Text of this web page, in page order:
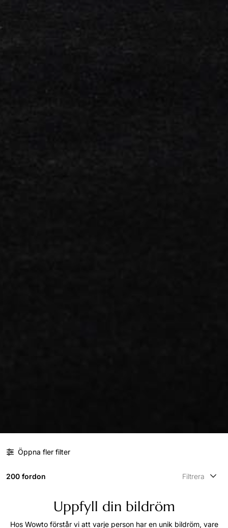
Öppna fler filter
200 fordon Filtrera
Uppfyll din bildröm
Hos Wowto förstår vi att varje person har en unik bildröm, vare